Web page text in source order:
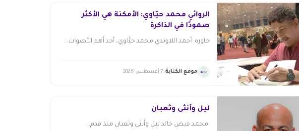
الروائي محمد حيَّاوي: الأمكنة هي الأكثر
صمودًا في الذاكرة
حاوره: أحمد اللاوندي محمد حيَّاوي، أحد أهم الأصوات...
موقع الكتابة 7 أغسطس 2026
ليل وأنثى وثعبان
محمد فيض خالد ليل وأنثى وثعبان منذ قدم...